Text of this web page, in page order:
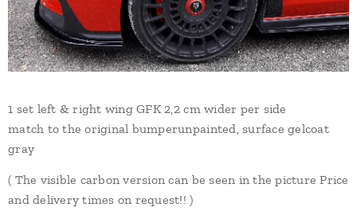
1 set left & right wing GFK 2,2 cm wider per side
match to the original bumperunpainted, surface gelcoat
gray
( The visible carbon version can be seen in the picture Price
and delivery times on request!! )